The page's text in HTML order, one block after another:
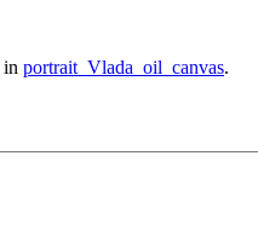
in portrait_Vlada_oil_canvas.